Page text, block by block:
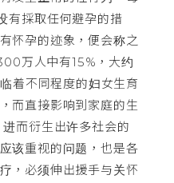
有採取任何避孕的措
怀孕的迹象，便会称之
万人中有15%，大约
着不同程度的妇女生育
而直接影响到家庭的生
而衍生出许多社会的
该重视的问题，也是各
，必须伸出援手与关怀